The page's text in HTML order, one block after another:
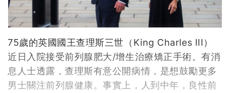
75歲的英國國王查理斯三世（King Charles III）
近日入院接受前列腺肥大/增生治療矯正手術。有消
息人士透露，查理斯有意公開病情，是想鼓勵更多
男士關注前列腺健康。事實上，人到中年，良性前